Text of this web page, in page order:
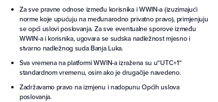
Za sve pravne odnose između korisnika i WWIN-a (izuzimajući
norme koje upućuju na međunarodno privatno pravo), primjenjuju
se opći uslovi poslovanja. Za sve eventualne sporove između
WWIN-a i korisnika, ugovara se sudska nadležnost mjesno i
stvarno nadležnog suda Banja Luka.
Sva vremena na platformi WWIN-a izražena su u“UTC+1“
standardnom vremenu, osim ako je drugačije navedeno.
Zadržavamo pravo na izmjenu i nadopunu Općih uslova
poslovanja.